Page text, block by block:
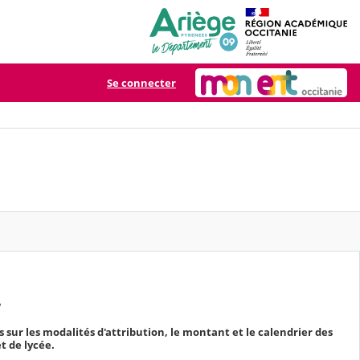
Se connecter
sur les modalités d'attribution, le montant et le calendrier des
de lycée.